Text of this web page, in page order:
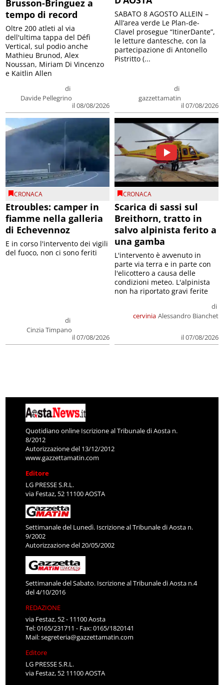
Brusson-Bringuez a
tempo di record
di
Davide Pellegrino
il 08/08/2026
Oltre 200 atleti al via
dell'ultima tappa del Défì
Vertical, sul podio anche
Mathieu Brunod, Alex
Noussan, Miriam Di Vincenzo
e Kaitlin Allen
di
gazzettamatin
il 07/08/2026
SABATO 8 AGOSTO ALLEIN –
All’area verde Le Plan-de-
Clavel prosegue “ItinerDante”,
le letture dantesche, con la
partecipazione di Antonello
Pistritto (...
CRONACA
Etroubles: camper in
fiamme nella galleria
di Echevennoz
di
Cinzia Timpano
il 07/08/2026
E in corso l'intervento dei vigili
del fuoco, non ci sono feriti
CRONACA
Scarica di sassi sul
Breithorn, tratto in
salvo alpinista ferito a
una gamba
cervinia
di
Alessandro Bianchet
il 07/08/2026
L'intervento è avvenuto in
parte via terra e in parte con
l'elicottero a causa delle
condizioni meteo. L'alpinista
non ha riportato gravi ferite
Quotidiano online Iscrizione al Tribunale di Aosta n.
8/2012
Autorizzazione del 13/12/2012
www.gazzettamatin.com
Editore
LG PRESSE S.R.L.
via Festaz, 52 11100 AOSTA
Settimanale del Lunedì. Iscrizione al Tribunale di Aosta n.
9/2002
Autorizzazione del 20/05/2002
Settimanale del Sabato. Iscrizione al Tribunale di Aosta n.4
del 4/10/2016
REDAZIONE
via Festaz, 52 - 11100 Aosta
Tel: 0165/231711 - Fax: 0165/1820141
Mail:segreteria@gazzettamatin.com
Editore
LG PRESSE S.R.L.
via Festaz, 52 11100 AOSTA